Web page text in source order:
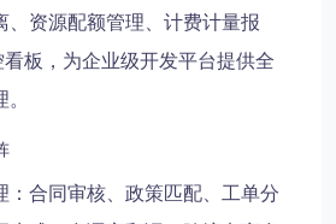
、资源配额管理、计费计量报
看板，为企业级开发平台提供全
：合同审核、政策匹配、工单分